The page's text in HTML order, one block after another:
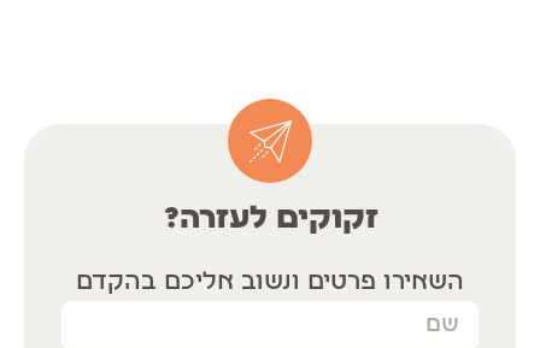
זקוקים לעזרה?
השאירו פרטים ונשוב אליכם בהקדם